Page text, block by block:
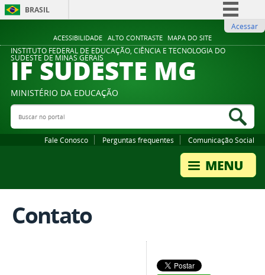
ACESSIBILIDADE ALTO CONTRASTE MAPA DO SITE
BRASIL
Comunica BR
Participe
Legislação
Acessar
INSTITUTO FEDERAL DE EDUCAÇÃO, CIÊNCIA E TECNOLOGIA DO
SUDESTE DE MINAS GERAIS
IF SUDESTE MG
MINISTÉRIO DA EDUCAÇÃO
Buscar no portal
Fale Conosco Perguntas frequentes Comunicação Social
Contato